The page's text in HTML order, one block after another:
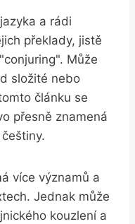
a rádi
překlady, jistě
Může
složité nebo
článku se
přesně znamená
více významů a
Jednak může
kouzlení a